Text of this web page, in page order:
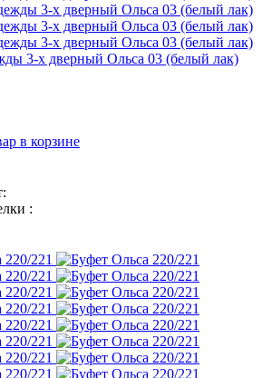
3-х дверный Ольса 03 (белый лак)
в корзине
: